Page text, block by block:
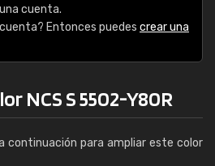
cuenta.
Entonces puedes crear una
NCS S 5502-Y80R
continuación para ampliar este color